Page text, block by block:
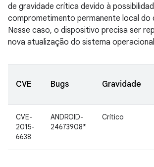
de gravidade crítica devido à
comprometimento permanente local do
Nesse caso, o dispositivo precisa ser
nova atualização do sistema
CVE Bugs Gravidade
CVE-
2015-
6638
ANDROID-
24673908*
Crítico